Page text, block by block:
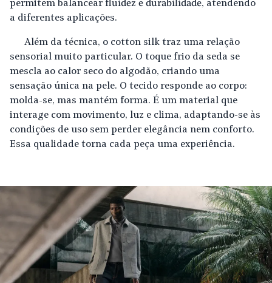
permitem balancear fluidez e durabilidade, atendendo
a diferentes aplicações.
Além da técnica, o cotton silk traz uma relação
sensorial muito particular. O toque frio da seda se
mescla ao calor seco do algodão, criando uma
sensação única na pele. O tecido responde ao corpo:
molda-se, mas mantém forma. É um material que
interage com movimento, luz e clima, adaptando-se às
condições de uso sem perder elegância nem conforto.
Essa qualidade torna cada peça uma experiência.